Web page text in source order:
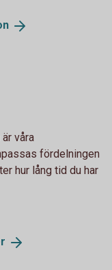
våra
fördelningen
hur lång tid du har